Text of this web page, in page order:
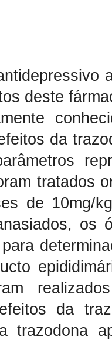
deste
da
tratados
de 10mg/
os
da
trazodona